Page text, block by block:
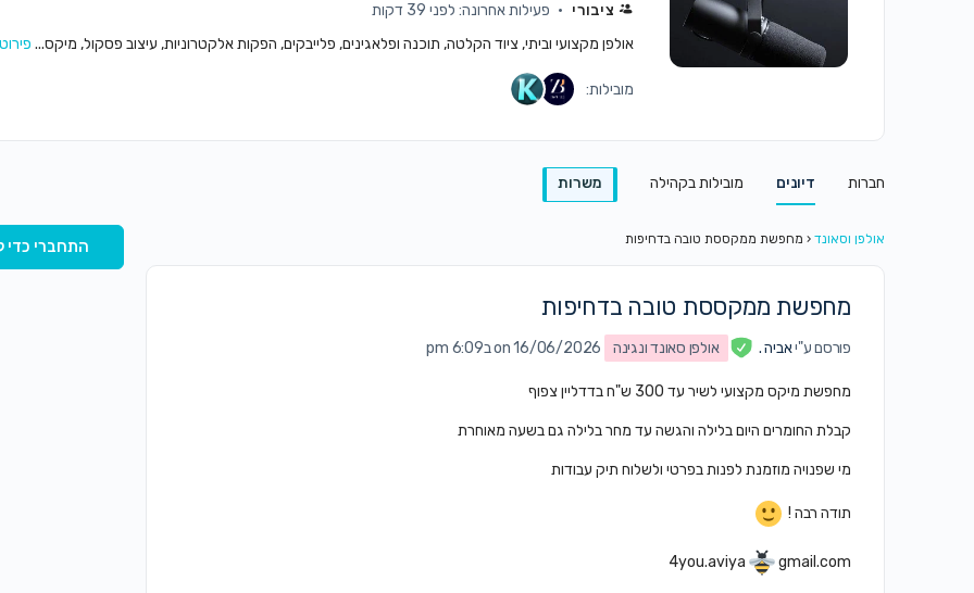
ציבורי
פעילות אחרונה: לפני 39 דקות
אולפן מקצועי וביתי, ציוד הקלטה, תוכנה ופלאגינים, פלייבקים, הפקות אלקטרוניות, עיצוב פסקול, מיקס...
מובילות:
חברות דיונים מובילות בקהילה משרות
אולפן וסאונד ‹ מחפשת ממקססת טובה בדחיפות
מחפשת ממקססת טובה בדחיפות
פורסם ע"יאביה . אולפן סאונד ונגינה on 16/06/2026 ב6:09 pm
מחפשת מיקס מקצועי לשיר עד 300 ש"ח בדדליין צפוף
קבלת החומרים היום בלילה והגשה עד מחר בלילה גם בשעה מאוחרת
מי שפנויה מוזמנת לפנות בפרטי ולשלוח תיק עבודות
תודה רבה !
4you.aviya gmail.com
התחברי כדי